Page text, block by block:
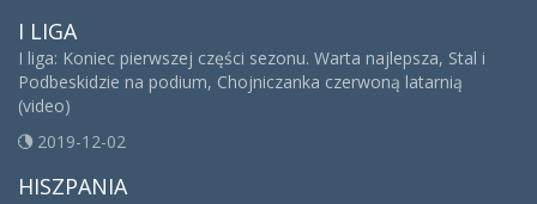
I LIGA
I liga: Koniec pierwszej części sezonu. Warta najlepsza, Stal i
Podbeskidzie na podium, Chojniczanka czerwoną latarnią
(video)
2019-12-02
HISZPANIA